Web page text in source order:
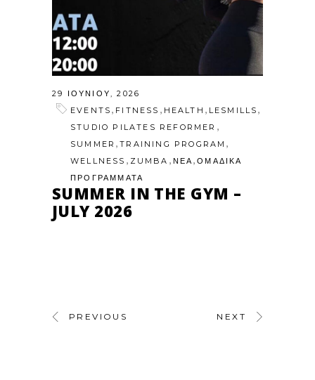
29 ΙΟΥΝΊΟΥ, 2026
EVENTS , FITNESS , HEALTH , LESMILLS ,
STUDIO PILATES REFORMER ,
SUMMER ,TRAINING PROGRAM ,
WELLNESS , ZUMBA , ΝΕΑ,ΟΜΑΔΙΚΑ
ΠΡΟΓΡΑΜΜΑΤΑ
SUMMER IN THE GYM –
JULY 2026
PREVIOUS NEXT